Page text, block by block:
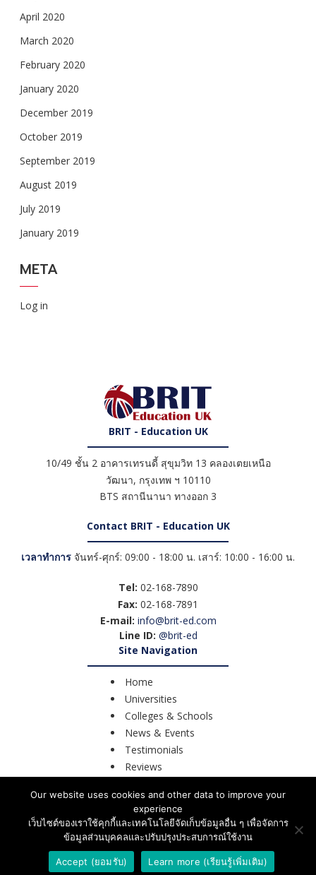
April 2020
March 2020
February 2020
January 2020
December 2019
October 2019
September 2019
August 2019
July 2019
January 2019
META
Log in
BRIT - Education UK
10/49 ชั้น 2 อาคารเทรนดี้ สุขุมวิท 13 คลองเตยเหนือ
วัฒนา, กรุงเทพ ฯ 10110
BTS สถานีนานา ทางออก 3
Contact BRIT - Education UK
เวลาทำการ จันทร์-ศุกร์: 09:00 - 18:00 น. เสาร์: 10:00 - 16:00 น.
Tel: 02-168-7890
Fax: 02-168-7891
E-mail: info@brit-ed.com
Line ID: @brit-ed
Site Navigation
Home
Universities
Colleges & Schools
News & Events
Testimonials
Reviews
Contact Us
©2026 BRIT – Education UK.
All Rights Reserved.
Privacy Policy
Our website uses cookies and other data to improve your
experience
เว็บไซต์ของเราใช้คุกกี้และเทคโนโลยีจัดเก็บข้อมูลอื่น ๆ เพื่อจัดการ
ข้อมูลส่วนบุคคลและปรับปรุงประสบการณ์ใช้งาน
Accept (ยอมรับ) Learn more (เรียนรู้เพิ่มเติม)